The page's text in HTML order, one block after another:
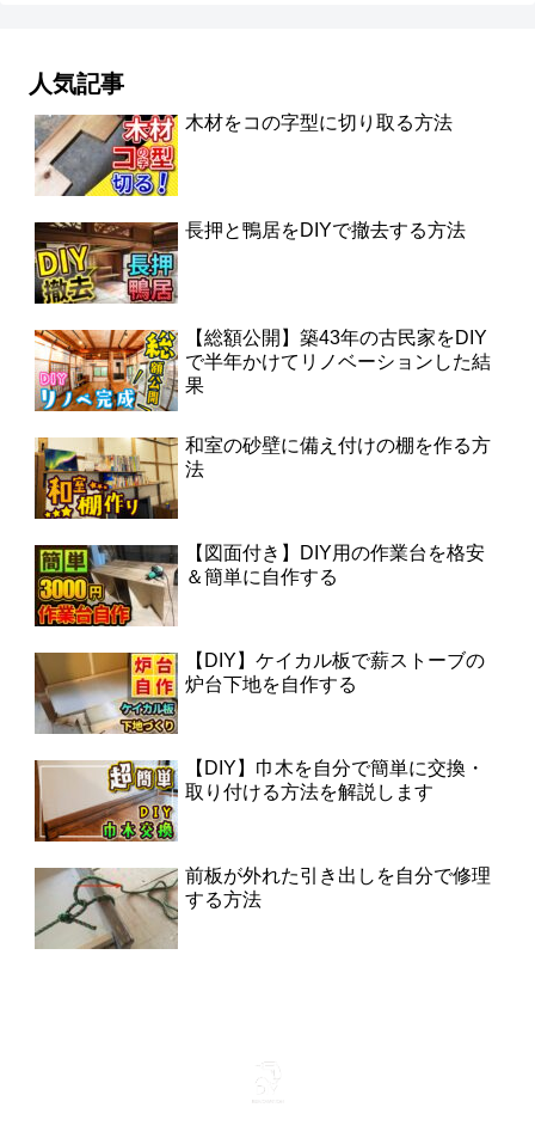
人気記事
木材をコの字型に切り取る方法
長押と鴨居をDIYで撤去する方法
【総額公開】築43年の古民家をDIY
で半年かけてリノベーションした結
果
和室の砂壁に備え付けの棚を作る方
法
【図面付き】DIY用の作業台を格安
＆簡単に自作する
【DIY】ケイカル板で薪ストーブの
炉台下地を自作する
【DIY】巾木を自分で簡単に交換・
取り付ける方法を解説します
前板が外れた引き出しを自分で修理
する方法